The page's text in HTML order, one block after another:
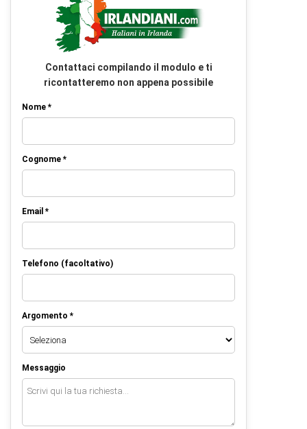
Contattaci compilando il modulo e ti
ricontatteremo non appena possibile
Nome *
Cognome *
Email *
Telefono (facoltativo)
Argomento *
Messaggio